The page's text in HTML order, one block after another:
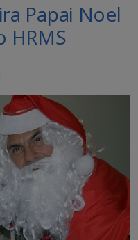
Papai Noel
HRMS